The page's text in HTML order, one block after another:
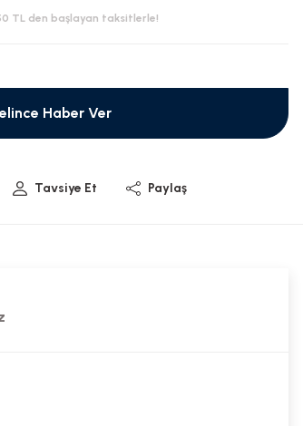
TL den başlayan taksitlerle!
Haber Ver
Tavsiye Et Paylaş